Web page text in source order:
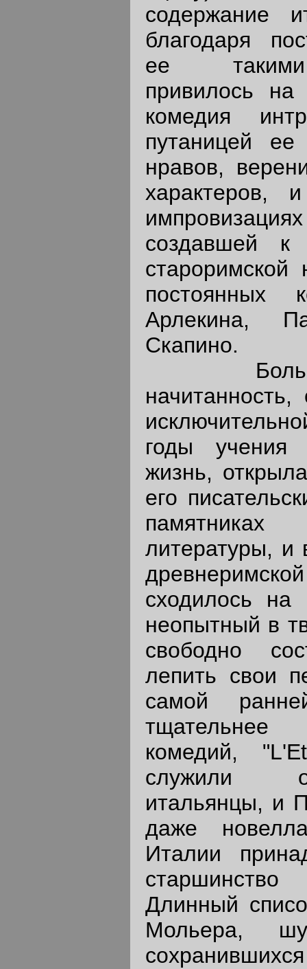
содержание
благодаря
ее такими
привилось на
комедия
путаницей
нравов,
характеров,
создавшей
постоянных
Арлекина,
Скапино.
Большая
годы
жизнь,
его
памятниках
литературы, и
сходилось
неопытный в
свободно
лепить свои
самой
комедий,
служили
итальянцы, и
даже
Италии
Длинный
Мольера,